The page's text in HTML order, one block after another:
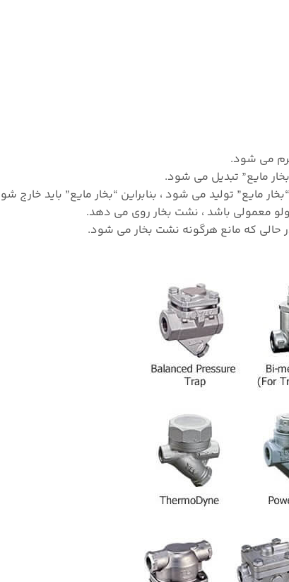
می شود.
مایع” تبدیل می شود.
تولید می شود ، بنابراین “بخار مایع” باید خارج
ولو معمولی باشد ، نشت بخار روی می دهد.
در حالی که مانع هرگونه نشت بخار می شود.